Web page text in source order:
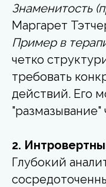
Знаменитость
Маргарет
Пример в
четко
требовать
действий. Его
"размазывание"
2.
Глубокий